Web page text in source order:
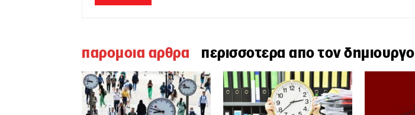
παρομοια αρθρα περισσοτερα απο τον δημιουργο